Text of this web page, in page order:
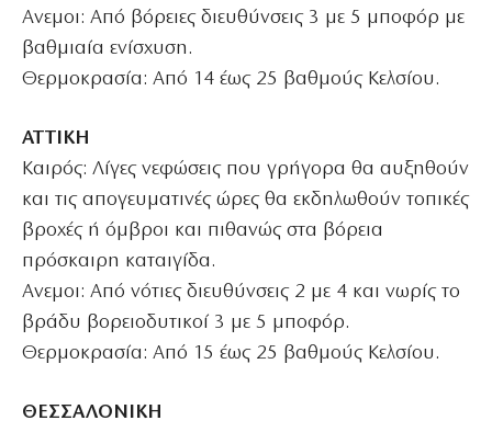
Ανεμοι: Από βόρειες διευθύνσεις 3 με 5 μποφόρ με
βαθμιαία ενίσχυση.
Θερμοκρασία: Από 14 έως 25 βαθμούς Κελσίου.
ΑΤΤΙΚΗ
Καιρός: Λίγες νεφώσεις που γρήγορα θα αυξηθούν
και τις απογευματινές ώρες θα εκδηλωθούν τοπικές
βροχές ή όμβροι και πιθανώς στα βόρεια
πρόσκαιρη καταιγίδα.
Ανεμοι: Από νότιες διευθύνσεις 2 με 4 και νωρίς το
βράδυ βορειοδυτικοί 3 με 5 μποφόρ.
Θερμοκρασία: Από 15 έως 25 βαθμούς Κελσίου.
ΘΕΣΣΑΛΟΝΙΚΗ